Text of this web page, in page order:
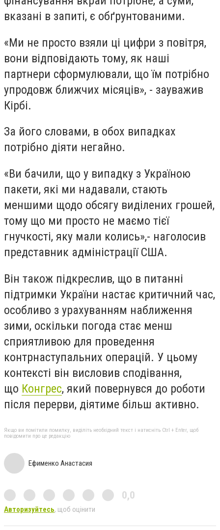
вказані в запиті, є обґрунтованими.
«Ми не просто взяли ці цифри з повітря,
вони відповідають тому, як наші
партнери сформулювали, що їм потрібно
упродовж ближчих місяців», - зауважив
Кірбі.
За його словами, в обох випадках
потрібно діяти негайно.
«Ви бачили, що у випадку з Україною
пакети, які ми надавали, стають
меншими щодо обсягу виділених грошей,
тому що ми просто не маємо тієї
гнучкості, яку мали колись»,- наголосив
представник адміністрації США.
Він також підкреслив, що в питанні
підтримки України настає критичний час,
особливо з урахуванням наближення
зими, оскільки погода стає менш
сприятливою для проведення
контрнаступальних операцій. У цьому
контексті він висловив сподівання,
що Конгрес, який повернувся до роботи
після перерви, діятиме більш активно.
Якщо ви помітили помилку, виділіть необхідний текст і натисніть Ctrl + Enter, щоб
повідомити про це редакцію
Ефименко Анастасия
0,0
Авторизуйтесь, щоб оцінити